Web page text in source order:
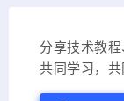
分享技术教
共同学习，共